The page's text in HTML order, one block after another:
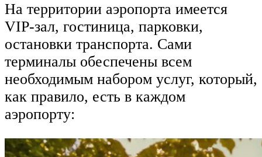
На территории аэропорта имеется
VIP-зал, гостиница, парковки,
остановки транспорта. Сами
терминалы обеспечены всем
необходимым набором услуг, который,
как правило, есть в каждом
аэропорту: